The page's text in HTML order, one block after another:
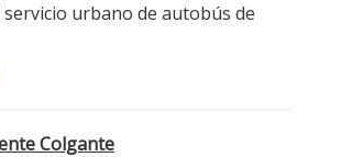
urbano de autobús de
Colgante